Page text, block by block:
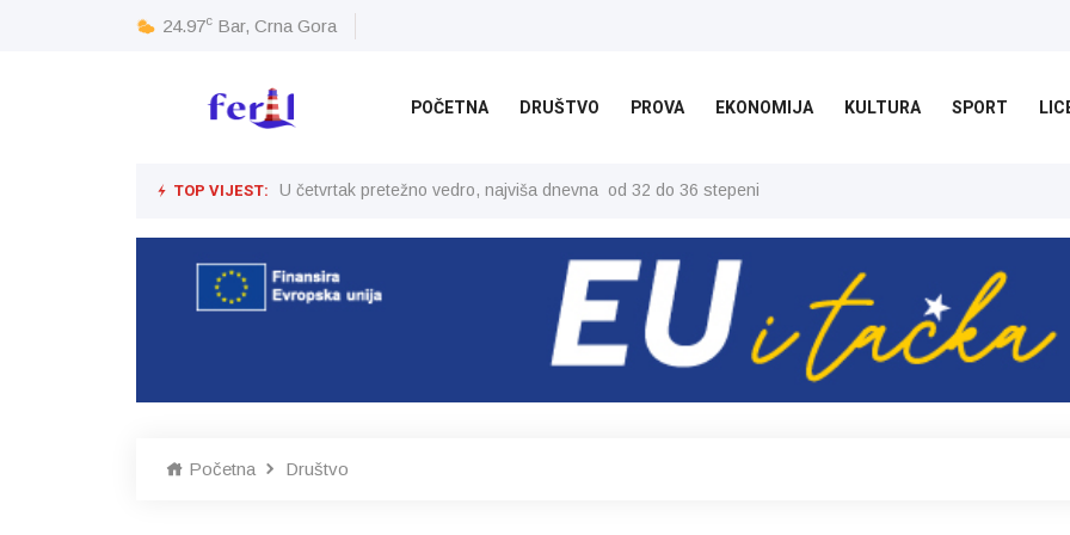
24.97c Bar, Crna Gora
POČETNA DRUŠTVO PROVA EKONOMIJA KULTURA SPORT
TOP VIJEST: U četvrtak pretežno vedro, najviša dnevna od 32 do 36 stepeni
Početna Društvo